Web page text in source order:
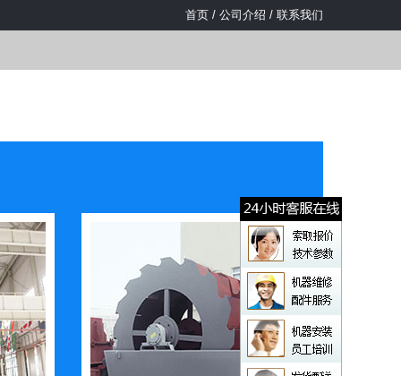
首页 / 公司介绍 / 联系我们